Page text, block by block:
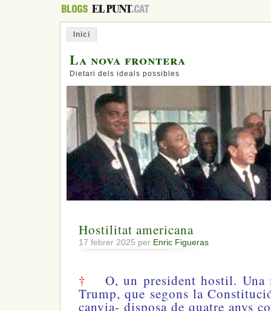
Inici
La nova frontera
Dietari dels ideals possibles
Hostilitat americana
17 febrer 2025 per Enric Figueras
† O, un president hostil.
Trump, que segons la
canvia- disposa de quatre anys